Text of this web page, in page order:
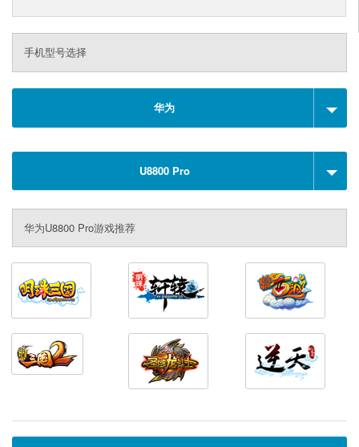
手机型号选择
华为
U8800 Pro
华为U8800 Pro游戏推荐